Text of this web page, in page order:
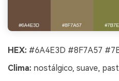
HEX: #6A4E3D #8F7A57
Clima: nostálgico, suave,